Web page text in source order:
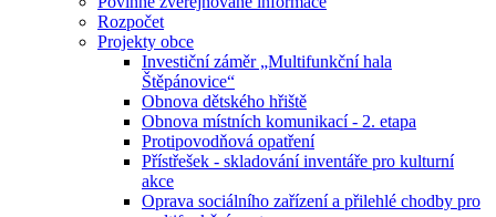
Rozpočet
Projekty obce
Investiční záměr „Multifunkční hala
Štěpánovice“
Obnova dětského hřiště
Obnova místních komunikací - 2. etapa
Protipovodňová opatření
Přístřešek - skladování inventáře pro kulturní
akce
Oprava sociálního zařízení a přilehlé chodby pro